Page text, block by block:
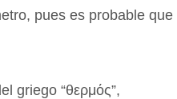
pues es probable que
griego “θερμός”,